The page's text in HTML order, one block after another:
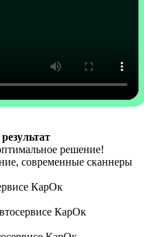
решение!
современные сканнеры